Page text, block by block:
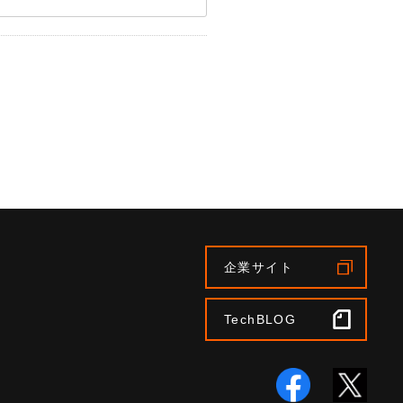
企業サイト
TechBLOG